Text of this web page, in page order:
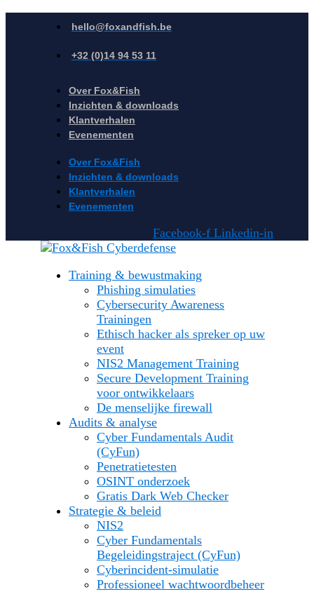
hello@foxandfish.be
+32 (0)14 94 53 11
Over Fox&Fish
Inzichten & downloads
Klantverhalen
Evenementen
Over Fox&Fish
Inzichten & downloads
Klantverhalen
Evenementen
Facebook-f Linkedin-in
Training & bewustmaking
Phishing simulaties
Cybersecurity Awareness
Trainingen
Ethisch hacker als spreker op uw
event
NIS2 Management Training
Secure Development Training
voor ontwikkelaars
De menselijke firewall
Audits & analyse
Cyber Fundamentals Audit
(CyFun)
Penetratietesten
OSINT onderzoek
Gratis Dark Web Checker
Strategie & beleid
NIS2
Cyber Fundamentals
Begeleidingstraject (CyFun)
Cyberincident-simulatie
Professioneel wachtwoordbeheer